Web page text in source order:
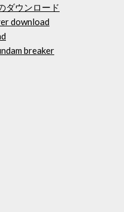
ダウンロード
download
breaker